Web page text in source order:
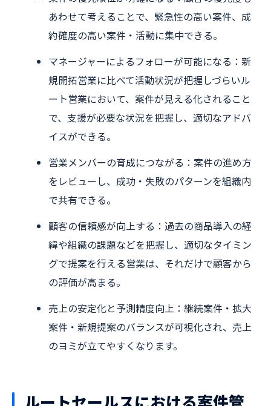
あわせて考えることで、緊急性の高い案件、成
約確度の高い案件・活動に集中できる。
マネージャーによるフォローが可能になる：新
規開拓営業に比べて活動状況が把握しづらいル
ート営業において、案件が見える化されること
で、支援が必要な状況を把握し、適切なアドバ
イスができる。
営業メンバーの育成につながる：案件の進め方
をレビューし、成功・失敗のパターンを組織内
で共有できる。
顧客の信頼感が向上する：過去の商品導入の経
緯や組織の課題などを把握し、適切なタイミン
グで提案を行える営業は、それだけで顧客から
の評価が高まる。
売上の安定化と予測精度向上：継続案件・拡大
案件・新規提案のバランスが可視化され、売上
のヨミが立てやすくなります。